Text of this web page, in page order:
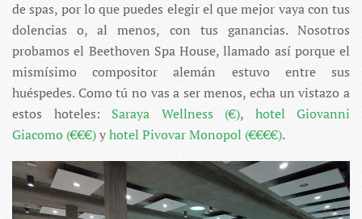
de spas, por lo que puedes elegir el que mejor vaya con tus
dolencias o, al menos, con tus ganancias. Nosotros
probamos el Beethoven Spa House, llamado así porque el
mismísimo compositor alemán estuvo entre sus
huéspedes. Como tú no vas a ser menos, echa un vistazo a
estos hoteles: Saraya Wellness (€), hotel Giovanni
Giacomo (€€€)yhotel Pivovar Monopol (€€€€).